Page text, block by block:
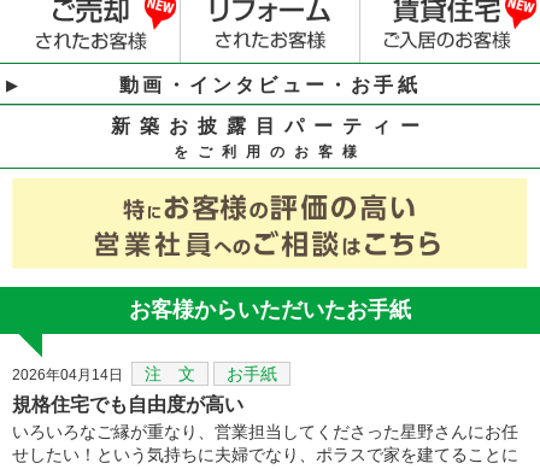
動画・インタビュー・お手紙
新築お披露目パーティー
をご利用のお客様
お客様からいただいたお手紙
2026年04月14日 注 文 お手紙
規格住宅でも自由度が高い
いろいろなご縁が重なり、営業担当してくださった星野さんにお任
せしたい！という気持ちに夫婦でなり、ポラスで家を建てることに